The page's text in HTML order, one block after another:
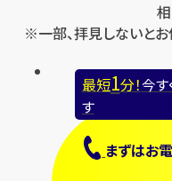
最短1 分！
まずは
【総合受
※一部、拝見しないとお
最短1分！今
す
まずはお